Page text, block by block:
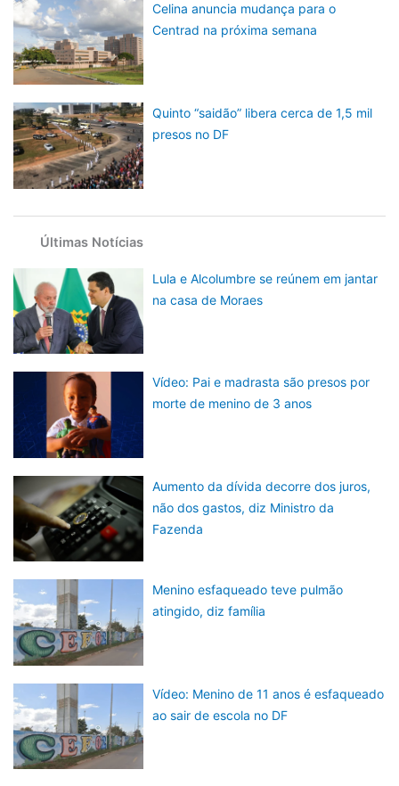
Celina anuncia mudança para o
Centrad na próxima semana
Quinto “saidão” libera cerca de 1,5 mil
presos no DF
Últimas Notícias
Lula e Alcolumbre se reúnem em jantar
na casa de Moraes
Vídeo: Pai e madrasta são presos por
morte de menino de 3 anos
Aumento da dívida decorre dos juros,
não dos gastos, diz Ministro da
Fazenda
Menino esfaqueado teve pulmão
atingido, diz família
Vídeo: Menino de 11 anos é esfaqueado
ao sair de escola no DF